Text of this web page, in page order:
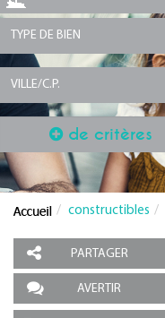
TYPE DE BIEN
VILLE/C.P.
de critères
constructibles
PARTAGER
AVERTIR